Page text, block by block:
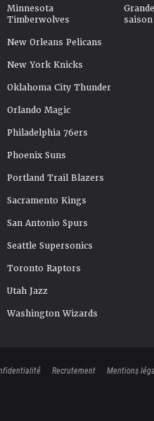
Minnesota
Timberwolves
New Orleans Pelicans
New York Knicks
Oklahoma City Thunder
Orlando Magic
Philadelphia 76ers
Phoenix Suns
Portland Trail Blazers
Sacramento Kings
San Antonio Spurs
Seattle Supersonics
Toronto Raptors
Utah Jazz
Washington Wizards
Recrutement Mentions